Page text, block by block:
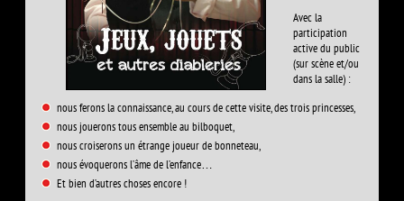
Avec la
participation
active du public
(sur scène et/ou
dans la salle) :
nous ferons la connaissance, au cours de cette visite, des trois princesses,
nous jouerons tous ensemble au bilboquet,
nous croiserons un étrange joueur de bonneteau,
nous évoquerons l’âme de l’enfance…
Et bien d’autres choses encore !